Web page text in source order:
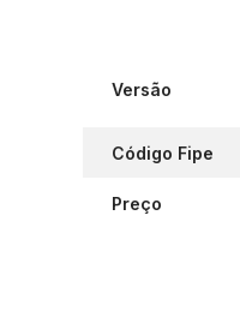
Versão
Código Fipe
Preço